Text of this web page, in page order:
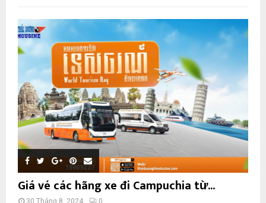
Giá vé các hãng xe đi Campuchia từ...
30 Tháng 8, 2024 0